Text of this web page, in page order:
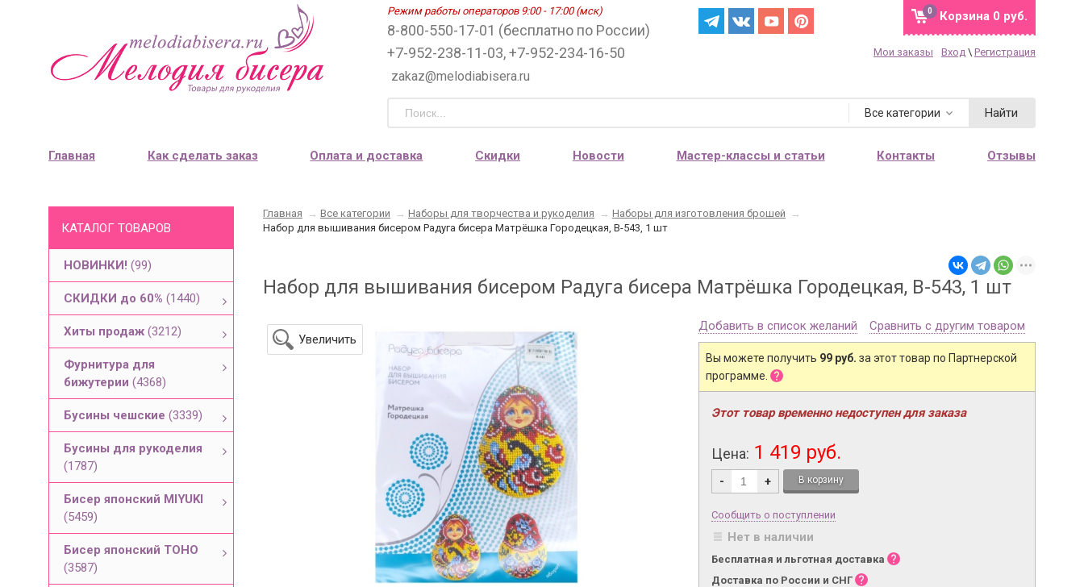
Режим работы операторов 9:00 - 17:00 (мск)
8-800-550-17-01 (бесплатно по России)
+7-952-238-11-03, +7-952-234-16-50
zakaz@melodiabisera.ru
Корзина 0 руб.
0
Мои заказы Вход \ Регистрация
Все категории Найти
Главная Как сделать заказ Оплата и доставка Скидки Новости Мастер-классы и статьи Контакты Отзывы
КАТАЛОГ ТОВАРОВ
НОВИНКИ! (99)
СКИДКИ до 60% (1440)
Хиты продаж (3212)
Фурнитура для
бижутерии (4368)
Бусины чешские (3339)
Бусины для рукоделия
(1787)
Бисер японский MIYUKI
(5459)
Бисер японский TOHO
(3587)
Главная → Все категории → Наборы для творчества и рукоделия → Наборы для изготовления брошей
→
Набор для вышивания бисером Радуга бисера Матрёшка Городецкая, В-543, 1 шт
Набор для вышивания бисером Радуга бисера Матрёшка Городецкая, В-543, 1 шт
Увеличить
Добавить в список желаний Сравнить с другим товаром
Вы можете получить 99 руб. за этот товар по Партнерской
программе.
Этот товар временно недоступен для заказа
Цена: 1 419 руб.
- +
Сообщить о поступлении
Нет в наличии
Бесплатная и льготная доставка
Доставка по России и СНГ